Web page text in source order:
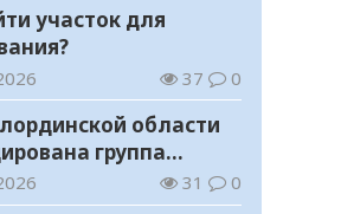
участок для
37 0
области
группа
добытчиков
31 0